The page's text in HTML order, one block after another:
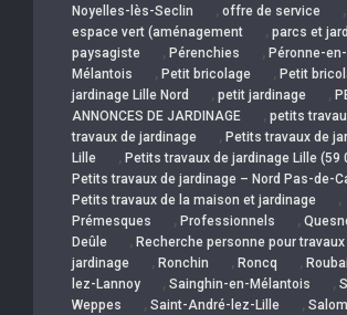
Noyelles-lès-Seclin , offre de service ,
espace vert (aménagement
, parcs et
paysagiste , Pérenchies , Péronne-en-
Mélantois
, Petit bricolage , Petit
jardinage Lille Nord
, petit jardinage ,
ANNONCES DE JARDINAGE
, petits
travaux de jardinage
, Petits travaux de
Lille
, Petits travaux de jardinage Lille (59
Petits travaux de jardinage – Nord Pas-de-
Petits travaux de la maison et jardinage ,
Prémesques , Professionnels ,
Deûle
, Recherche personne pour travaux
jardinage
, Ronchin , Roncq ,
lez-Lannoy
, Sainghin-en-Mélantois ,
Weppes
, Saint-André-lez-Lille ,